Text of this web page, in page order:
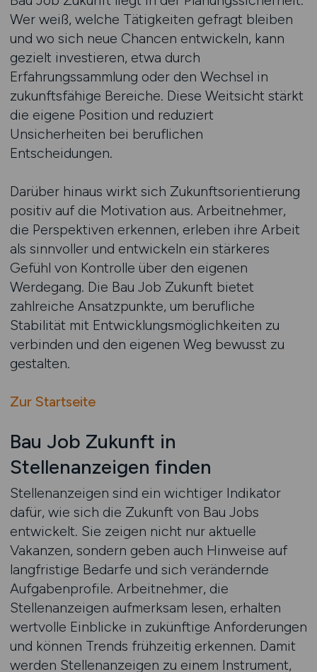
Wer weiß, welche Tätigkeiten gefragt bleiben
und wo sich neue Chancen entwickeln, kann
gezielt investieren, etwa durch
Erfahrungssammlung oder den Wechsel in
zukunftsfähige Bereiche. Diese Weitsicht stärkt
die eigene Position und reduziert
Unsicherheiten bei beruflichen
Entscheidungen.
Darüber hinaus wirkt sich Zukunftsorientierung
positiv auf die Motivation aus. Arbeitnehmer,
die Perspektiven erkennen, erleben ihre Arbeit
als sinnvoller und entwickeln ein stärkeres
Gefühl von Kontrolle über den eigenen
Werdegang. Die Bau Job Zukunft bietet
zahlreiche Ansatzpunkte, um berufliche
Stabilität mit Entwicklungsmöglichkeiten zu
verbinden und den eigenen Weg bewusst zu
gestalten.
Zur Startseite
Bau Job Zukunft in
Stellenanzeigen finden
Stellenanzeigen sind ein wichtiger Indikator
dafür, wie sich die Zukunft von Bau Jobs
entwickelt. Sie zeigen nicht nur aktuelle
Vakanzen, sondern geben auch Hinweise auf
langfristige Bedarfe und sich verändernde
Aufgabenprofile. Arbeitnehmer, die
Stellenanzeigen aufmerksam lesen, erhalten
wertvolle Einblicke in zukünftige Anforderungen
und können Trends frühzeitig erkennen. Damit
werden Stellenanzeigen zu einem Instrument,